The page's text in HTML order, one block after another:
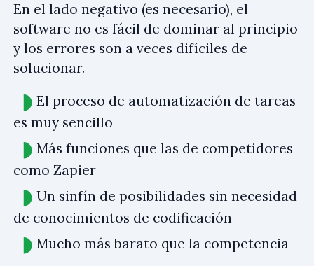
En el lado negativo (es necesario), el
software no es fácil de dominar al principio
y los errores son a veces difíciles de
solucionar.
El proceso de automatización de tareas
es muy sencillo
Más funciones que las de competidores
como Zapier
Un sinfín de posibilidades sin necesidad
de conocimientos de codificación
Mucho más barato que la competencia